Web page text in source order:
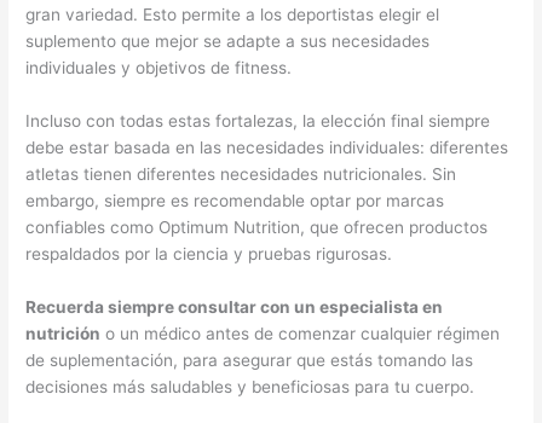
gran variedad. Esto permite a los deportistas elegir el
suplemento que mejor se adapte a sus necesidades
individuales y objetivos de fitness.
Incluso con todas estas fortalezas, la elección final siempre
debe estar basada en las necesidades individuales: diferentes
atletas tienen diferentes necesidades nutricionales. Sin
embargo, siempre es recomendable optar por marcas
confiables como Optimum Nutrition, que ofrecen productos
respaldados por la ciencia y pruebas rigurosas.
Recuerda siempre consultar con un especialista en
nutrición o un médico antes de comenzar cualquier régimen
de suplementación, para asegurar que estás tomando las
decisiones más saludables y beneficiosas para tu cuerpo.